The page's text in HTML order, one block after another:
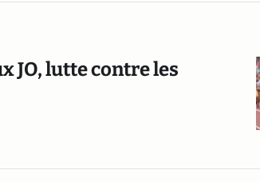
JO, lutte contre les